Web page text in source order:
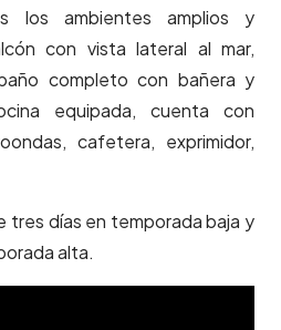
los ambientes amplios y
con vista lateral al mar,
completo con bañera y
equipada, cuenta con
cafetera, exprimidor,
tres días en temporada baja y
alta.